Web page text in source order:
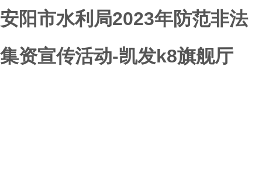
安阳市水利局2023年防范非法
集资宣传活动-凯发k8旗舰厅